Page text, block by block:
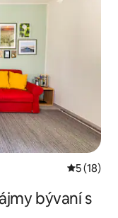
5 (18)
bývaní s